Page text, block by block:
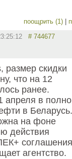
поощрить (1)
# 744677
размер скидки
что на 12
ранее.
апреля в
в Беларусь.
на фоне
действия
агентство.